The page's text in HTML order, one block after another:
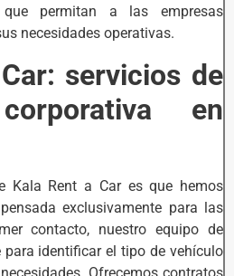
permitan a las empresas
necesidades operativas.
servicios de
en
Kala Rent a Car es que hemos
exclusivamente para las
contacto, nuestro equipo de
identificar el tipo de vehículo